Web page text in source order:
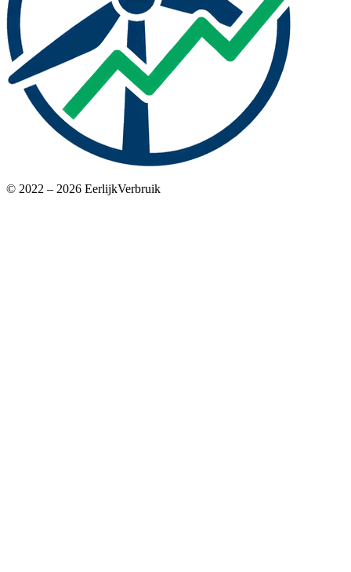
© 2022 – 2026 EerlijkVerbruik